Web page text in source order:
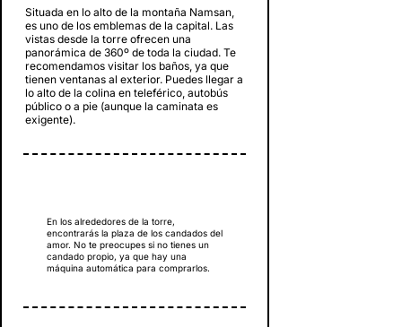
Situada en lo alto de la montaña Namsan,
es uno de los emblemas de la capital. Las
vistas desde la torre ofrecen una
panorámica de 360º de toda la ciudad. Te
recomendamos visitar los baños, ya que
tienen ventanas al exterior. Puedes llegar a
lo alto de la colina en teleférico, autobús
público o a pie (aunque la caminata es
exigente).
En los alrededores de la torre,
encontrarás la plaza de los candados del
amor. No te preocupes si no tienes un
candado propio, ya que hay una
máquina automática para comprarlos.